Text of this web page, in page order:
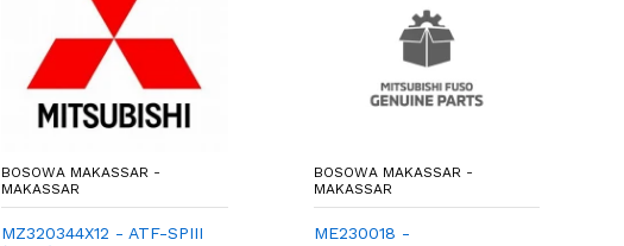
BOSOWA MAKASSAR -
MAKASSAR
MZ320344X12 - ATF-SPIII
BOSOWA MAKASSAR -
MAKASSAR
ME230018 -